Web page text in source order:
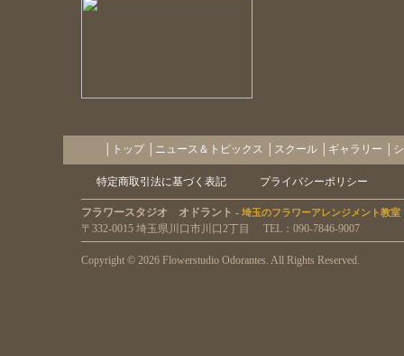
のアクセス
トップ│ ニュース＆トピックス スクール ギャラリー
特定商取引法に基づく表記 プライバシーポリシー
フラワースタジオ オドラント - 埼玉のフラワーアレンジメント教室
〒332-0015 埼玉県川口市川口2丁目 TEL：090-7846-9007
Copyright © 2026 Flowerstudio Odorantes. All Rights Reserved.